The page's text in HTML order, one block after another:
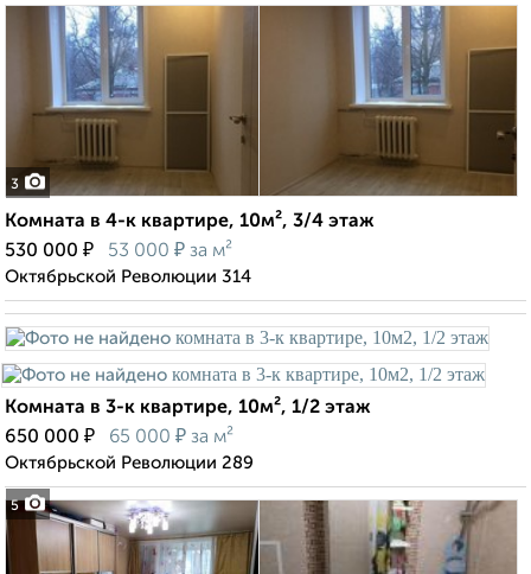
3
Комната в 4-к квартире, 10м², 3/4 этаж
530 000 ₽ 53 000 ₽ за м²
Октябрьской Революции 314
5
Комната в 3-к квартире, 10м², 1/2 этаж
650 000 ₽ 65 000 ₽ за м²
Октябрьской Революции 289